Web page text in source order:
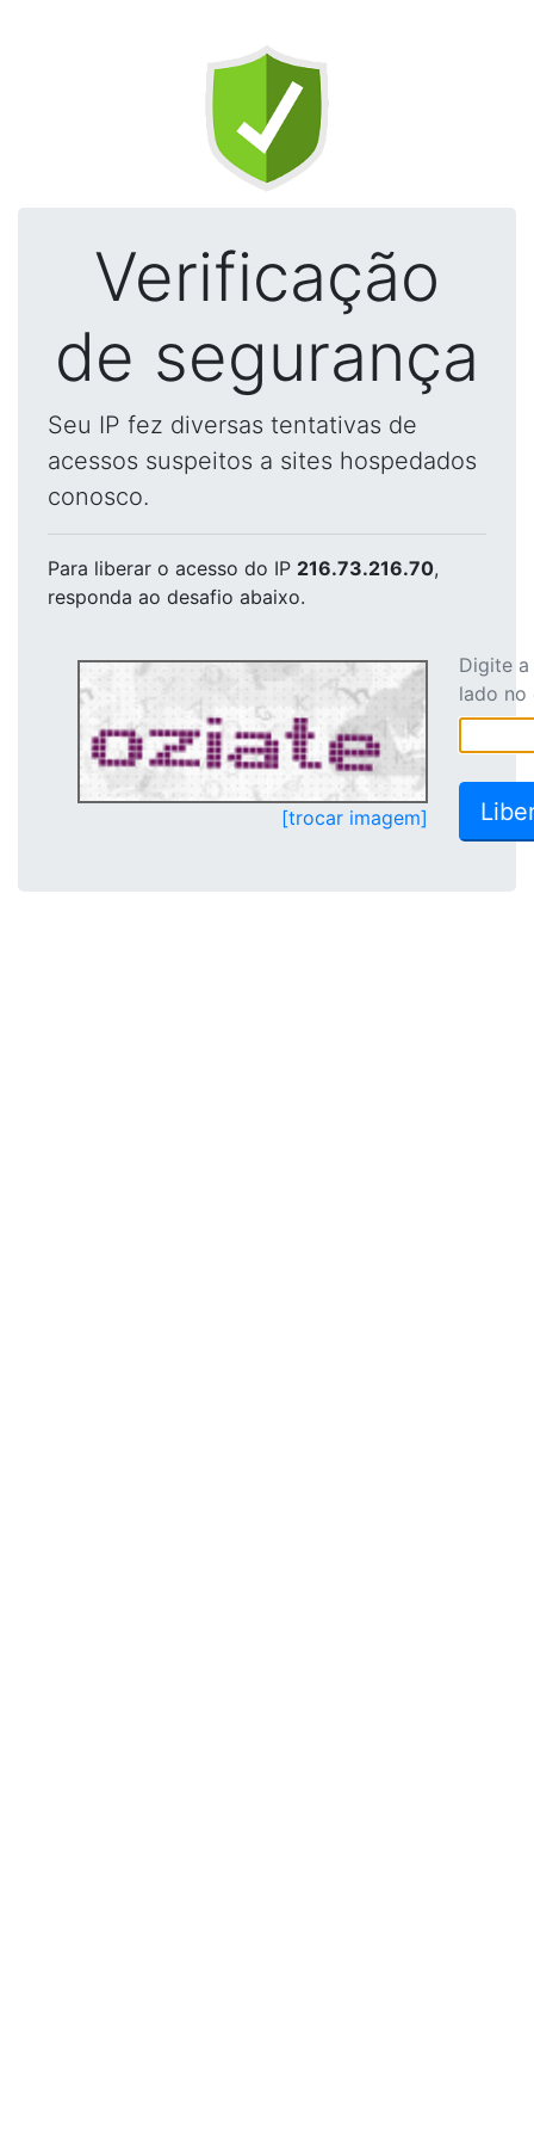
Verificação
de segurança
Seu IP fez diversas tentativas de
acessos suspeitos a sites hospedados
conosco.
Para liberar o acesso do IP 216.73.216.70,
responda ao desafio abaixo.
[trocar imagem]
Digite
lado no